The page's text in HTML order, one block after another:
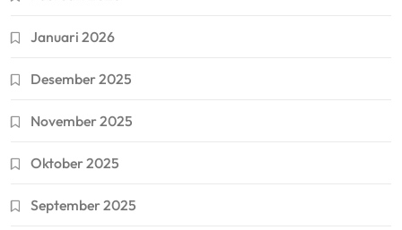
Januari 2026
Desember 2025
November 2025
Oktober 2025
September 2025